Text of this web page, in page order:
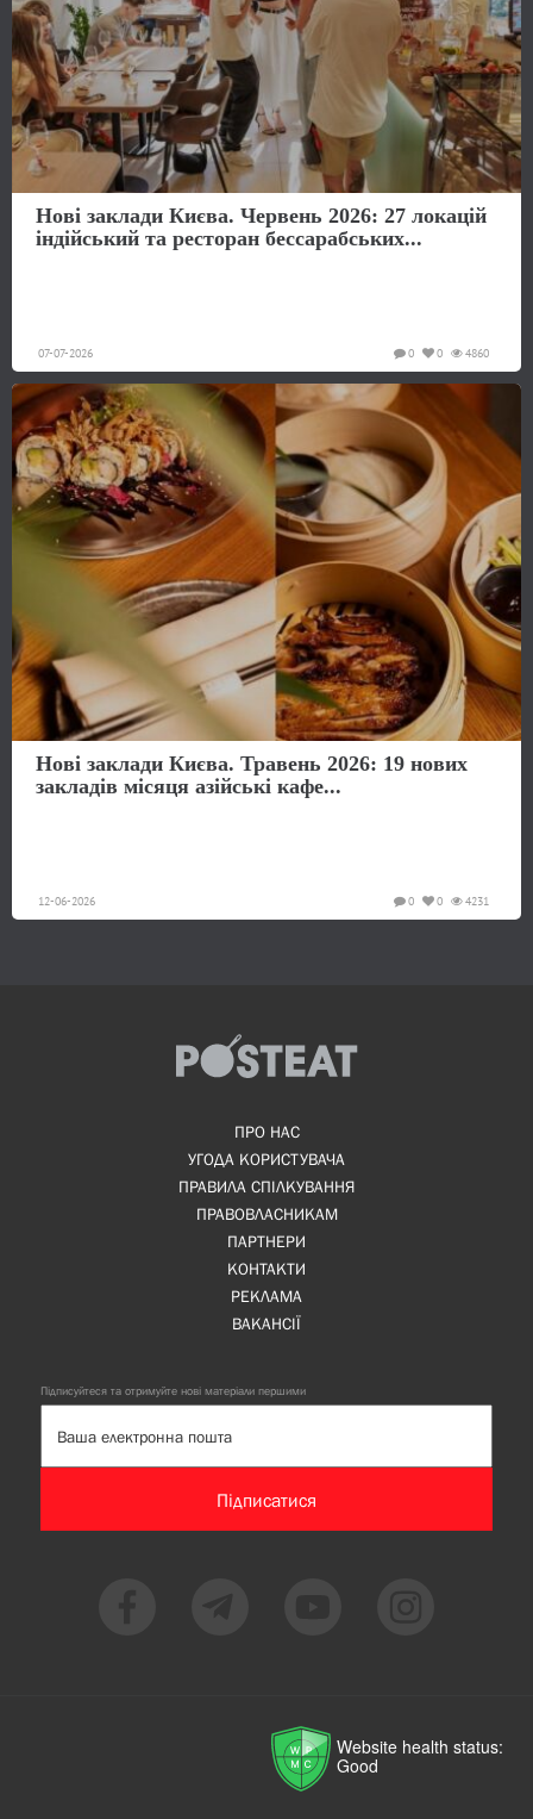
Нові заклади Києва. Червень 2026: 27 локацій
індійський та ресторан бессарабських...
07-07-2026 4860
0
0
Нові заклади Києва. Травень 2026: 19 нових
закладів місяця азійські кафе...
12-06-2026 4231
0
0
ПРО НАС
УГОДА КОРИСТУВАЧА
ПРАВИЛА СПІЛКУВАННЯ
ПРАВОВЛАСНИКАМ
ПАРТНЕРИ
КОНТАКТИ
РЕКЛАМА
ВАКАНСІЇ
Підписуйтеся та отримуйте нові матеріали першими
Підписатися
Website health status:
Good